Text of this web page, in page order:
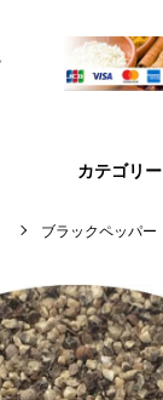
カテゴリー
ブラックペッパー